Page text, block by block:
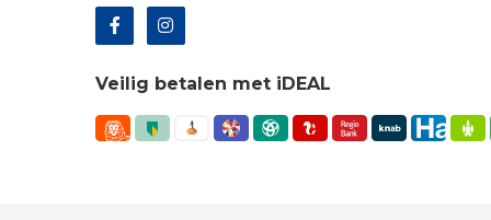
Veilig betalen met iDEAL